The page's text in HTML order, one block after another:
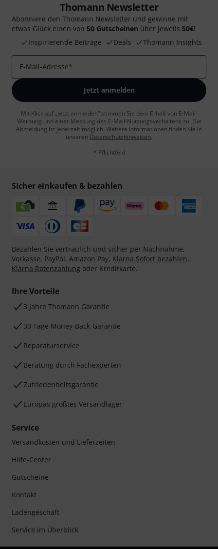
Thomann Newsletter
Abonniere den Thomann Newsletter und gewinne mit
etwas Glück einen von 50 Gutscheinen über jeweils 50€!
Inspirierende Beiträge
Deals Thomann Insights
E-Mail-Adresse*
Jetzt anmelden
Mit Klick auf „Jetzt anmelden“ stimmen Sie dem Erhalt von E-Mail-
Werbung und einer Messung des E-Mail-Nutzungsverhaltens zu. Die
Abmeldung ist jederzeit möglich. Weitere Informationen finden Sie in
unseren Datenschutzhinweisen.
* Pflichtfeld
Sicher einkaufen & bezahlen
Bezahlen Sie vertraulich und sicher per Nachnahme,
Vorkasse, PayPal, Amazon Pay, Klarna Sofort bezahlen,
Klarna Ratenzahlung oder Kreditkarte.
Ihre Vorteile
3 Jahre Thomann Garantie
30 Tage Money-Back-Garantie
Reparaturservice
Beratung durch Fachexperten
Zufriedenheitsgarantie
Europas größtes Versandlager
Service
Versandkosten und Lieferzeiten
Hilfe-Center
Gutscheine
Kontakt
Ladengeschäft
Service im Überblick